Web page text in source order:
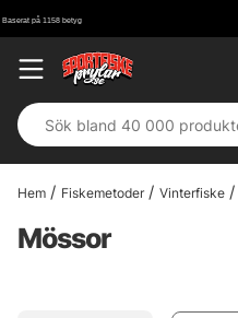
Hem Fiskemetoder Vinterfiske
Mössor